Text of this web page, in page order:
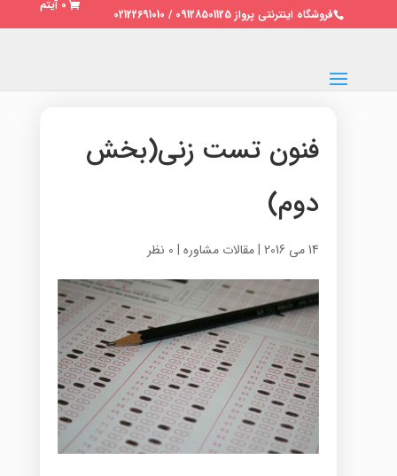
فروشگاه اینترنتی پرواز 09128501125 / 02122691010
0 آیتم
فنون تست زنی(بخش
دوم)
14 می 2016 |مقالات مشاوره| 0 نظر